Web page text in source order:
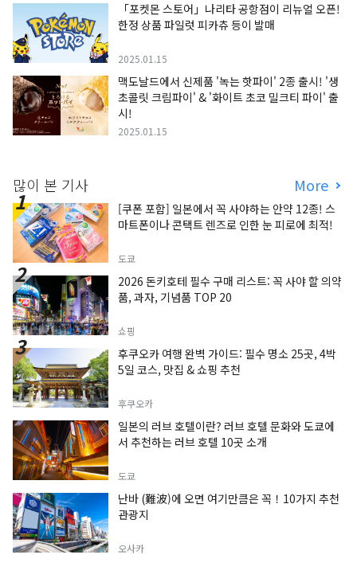
「포켓몬 스토어」나리타 공항점이 리뉴얼 오픈!
한정 상품 파일럿 피카츄 등이 발매
2025.01.15
맥도날드에서 신제품 '녹는 핫파이' 2종 출시! '생
초콜릿 크림파이' & '화이트 초코 밀크티 파이' 출
시!
2025.01.15
많이 본 기사 More
[쿠폰 포함] 일본에서 꼭 사야하는 안약 12종! 스
마트폰이나 콘택트 렌즈로 인한 눈 피로에 최적!
도쿄
2026 돈키호테 필수 구매 리스트: 꼭 사야 할 의약
품, 과자, 기념품 TOP 20
쇼핑
후쿠오카 여행 완벽 가이드: 필수 명소 25곳, 4박
5일 코스, 맛집 & 쇼핑 추천
후쿠오카
일본의 러브 호텔이란? 러브 호텔 문화와 도쿄에
서 추천하는 러브 호텔 10곳 소개
도쿄
난바 (難波)에 오면 여기만큼은 꼭！10가지 추천
관광지
오사카